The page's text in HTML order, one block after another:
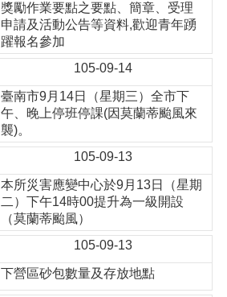
獎勵作業要點之要點、簡章、受理
申請及活動公告等資料,歡迎青年踴
躍報名參加
105-09-14
臺南市9月14日（星期三）全市下
午、晚上停班停課(因莫蘭蒂颱風來
襲)。
105-09-13
本所災害應變中心於9月13日（星期
二）下午14時00提升為一級開設
（莫蘭蒂颱風）
105-09-13
下營區砂包數量及存放地點